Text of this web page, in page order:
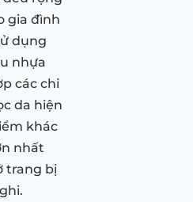
gia đình
dụng
nhựa
các chi
da hiện
khác
nhất
trang bị